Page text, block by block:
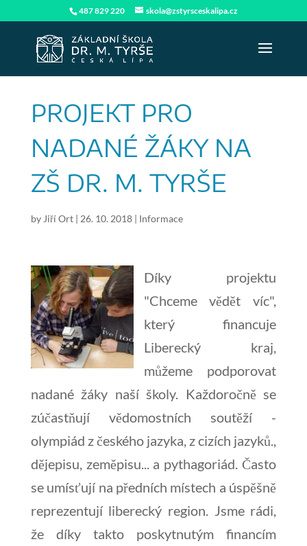
487 829 220 skola@zstyrsceskalipa.cz
PROJEKT PRO
NADANÉ ŽÁKY NA
ZŠ DR. M. TYRŠE
by Jiří Ort| 26. 10. 2018| Informace
Díky projektu
"Chceme vědět víc",
který financuje
Liberecký kraj,
můžeme podporovat
nadané žáky naší školy. Každoročně se
zúčastňují vědomostních soutěží -
olympiád z českého jazyka, z cizích jazyků.,
dějepisu, zeměpisu... a pythagoriád. Často
se umísťují na předních místech a úspěšně
reprezentují liberecký region. Jsme rádi,
že díky takto poskytnutým financím